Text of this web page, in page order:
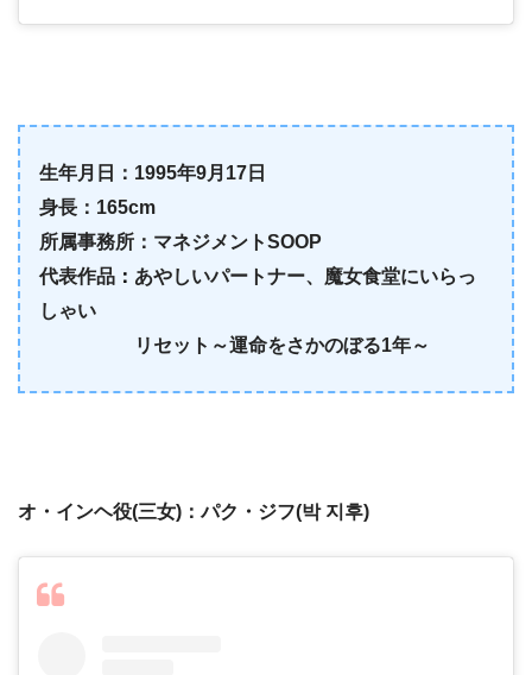
生年月日： 1995年9月 17 日
身長：165cm
所属事務所： マネジメントSOOP
代表作品 ： あやしいパートナー、魔女食堂にいらっ
しゃい
リセット～運命をさかのぼる1年～
オ・インヘ役(三女)：パク・ジフ(박 지후)